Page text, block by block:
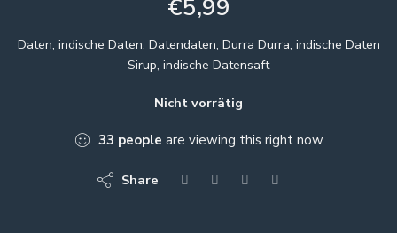
€5,99
Daten, indische Daten, Datendaten, Durra Durra, indische Daten
Sirup, indische Datensaft
Nicht vorrätig
33 people are viewing this right now
Share